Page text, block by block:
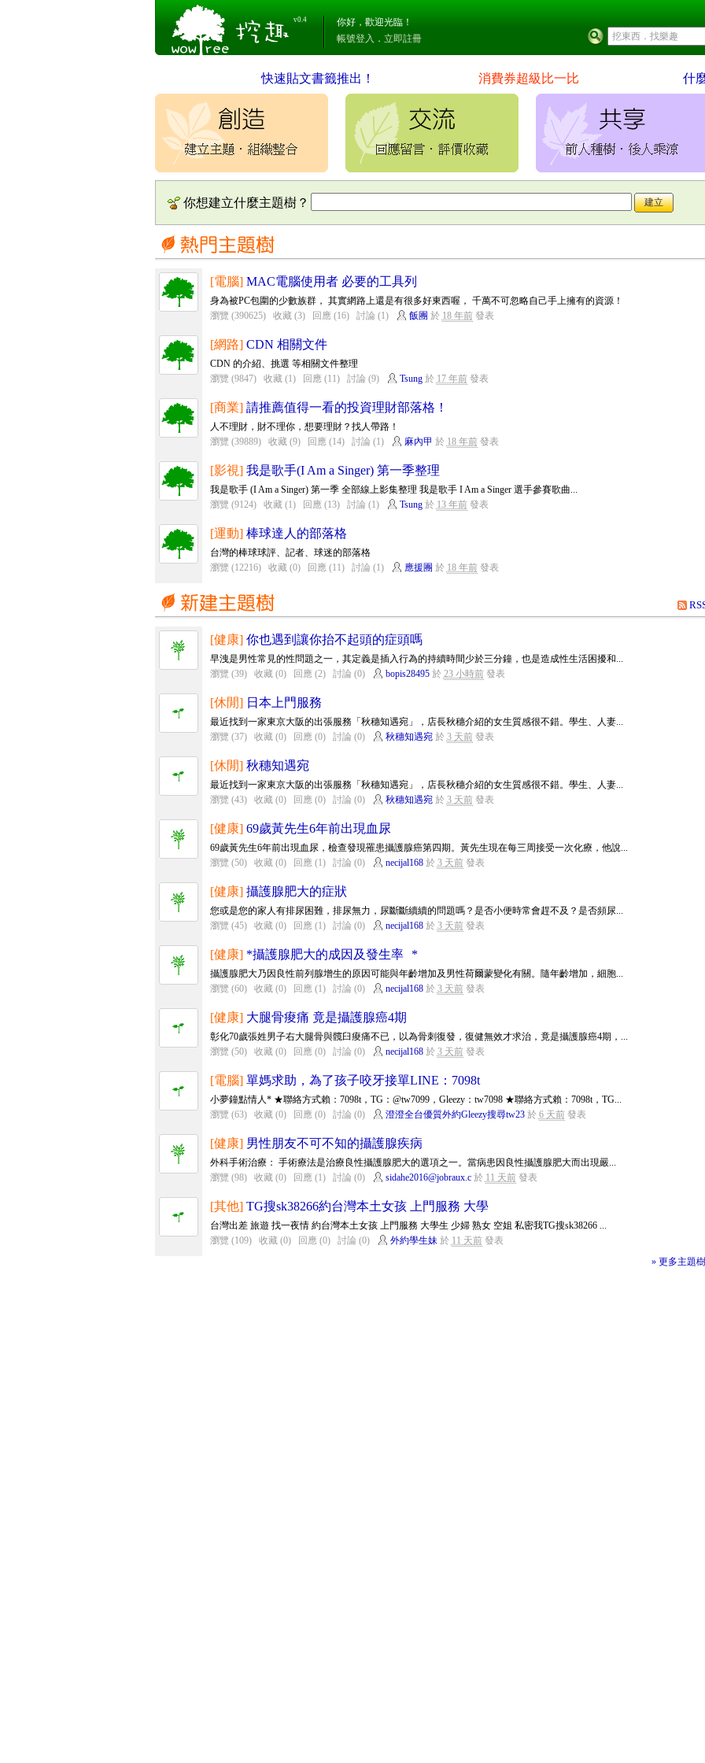
v0.4
你好，歡迎光臨！
帳號登入 ． 立即註冊
快速貼文書籤推出！ 消費券超級比一比 什
你想建立什麼主題樹？
[電腦] MAC電腦使用者 必要的工具列
身為被PC包圍的少數族群， 其實網路上還是有很多好東西喔， 千萬不可忽略自己手上擁有的資源！
瀏覽 (390625)
收藏 (3) 回應 (16) 討論 (1) 飯團 於 18 年前發表
[網路] CDN 相關文件
CDN 的介紹、挑選 等相關文件整理
瀏覽 (9847)
收藏 (1) 回應 (11) 討論 (9) Tsung於 17 年前發表
[商業] 請推薦值得一看的投資理財部落格！
人不理財，財不理你，想要理財？找人帶路！
瀏覽 (39889)
收藏 (9) 回應 (14) 討論 (1) 麻內甲 於 18 年前發表
[影視] 我是歌手(I Am a Singer) 第一季整理
我是歌手 (I Am a Singer) 第一季 全部線上影集整理 我是歌手 I Am a Singer 選手參賽歌曲...
瀏覽 (9124)
收藏 (1) 回應 (13) 討論 (1) Tsung於 13 年前發表
[運動] 棒球達人的部落格
台灣的棒球球評、記者、球迷的部落格
瀏覽 (12216)
收藏 (0) 回應 (11) 討論 (1) 應援團 於 18 年前發表
[健康] 你也遇到讓你抬不起頭的症頭嗎
早洩是男性常見的性問題之一，其定義是插入行為的持續時間少於三分鐘，也是造成性生活困擾和...
瀏覽 (39)
收藏 (0) 回應 (2) 討論 (0) bopis28495於 23 小時前發表
[休閒] 日本上門服務
最近找到一家東京大阪的出張服務「秋穗知遇宛」，店長秋穗介紹的女生質感很不錯。學生、人妻...
瀏覽 (37)
收藏 (0) 回應 (0) 討論 (0) 秋穗知遇宛於 3 天前發表
[休閒] 秋穗知遇宛
最近找到一家東京大阪的出張服務「秋穗知遇宛」，店長秋穗介紹的女生質感很不錯。學生、人妻...
瀏覽 (43)
收藏 (0) 回應 (0) 討論 (0) 秋穗知遇宛於 3 天前發表
[健康] 69歲黃先生6年前出現血尿
69歲黃先生6年前出現血尿，檢查發現罹患攝護腺癌第四期。黃先生現在每三周接受一次化療，他說...
瀏覽 (50)
收藏 (0) 回應 (1) 討論 (0) necijal168於 3 天前發表
[健康] 攝護腺肥大的症狀
您或是您的家人有排尿困難，排尿無力，尿斷斷續續的問題嗎？是否小便時常會趕不及？是否頻尿...
瀏覽 (45)
收藏 (0) 回應 (1) 討論 (0) necijal168於 3 天前發表
[健康] *攝護腺肥大的成因及發生率 *
攝護腺肥大乃因良性前列腺增生的原因可能與年齡增加及男性荷爾蒙變化有關。隨年齡增加，細胞...
瀏覽 (60)
收藏 (0) 回應 (1) 討論 (0) necijal168於 3 天前發表
[健康] 大腿骨痠痛 竟是攝護腺癌4期
彰化70歲張姓男子右大腿骨與髖臼痠痛不已，以為骨刺復發，復健無效才求治，竟是攝護腺癌4期，...
瀏覽 (50)
收藏 (0) 回應 (0) 討論 (0) necijal168於 3 天前發表
[電腦] 單媽求助，為了孩子咬牙接單LINE：7098t
小夢鐘點情人* ★聯絡方式賴：7098t，TG：@tw7099，Gleezy：tw7098 ★聯絡方式賴：7098t，TG...
瀏覽 (63)
收藏 (0) 回應 (0) 討論 (0) 澄澄全台優質外約Gleezy搜尋tw23於 6 天前發表
[健康] 男性朋友不可不知的攝護腺疾病
外科手術治療： 手術療法是治療良性攝護腺肥大的選項之一。當病患因良性攝護腺肥大而出現嚴...
瀏覽 (98)
收藏 (0) 回應 (1) 討論 (0) sidahe2016@jobraux.c於 11 天前發表
[其他] TG搜sk38266約台灣本土女孩 上門服務 大學
台灣出差 旅遊 找一夜情 約台灣本土女孩 上門服務 大學生 少婦 熟女 空姐 私密我TG搜sk38266 ...
瀏覽 (109)
收藏 (0) 回應 (0) 討論 (0) 外約學生妹於 11 天前發表
» 更多主題樹